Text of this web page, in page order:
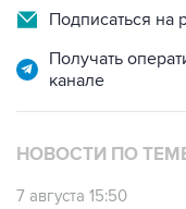
Подписаться на
Получать
канале
НОВОСТИ ПО
7 августа 15:50